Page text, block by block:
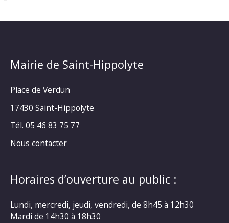
Mairie de Saint-Hippolyte
Place de Verdun
17430 Saint-Hippolyte
Tél. 05 46 83 75 77
Nous contacter
Horaires d’ouverture au public :
Lundi, mercredi, jeudi, vendredi, de 8h45 à 12h30
Mardi de 14h30 à 18h30